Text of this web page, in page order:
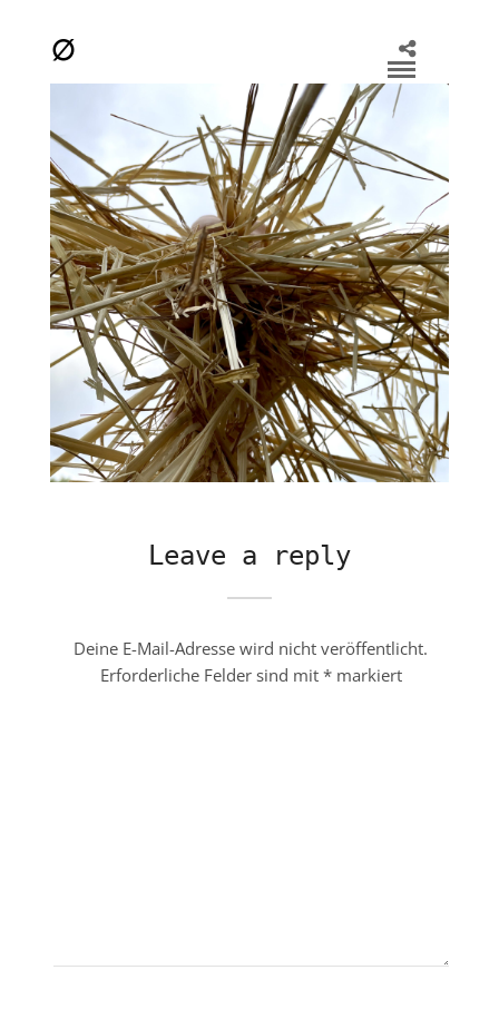
Leave a reply
Deine E-Mail-Adresse wird nicht veröffentlicht.
Erforderliche Felder sind mit *markiert